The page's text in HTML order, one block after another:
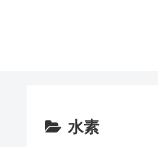
水素